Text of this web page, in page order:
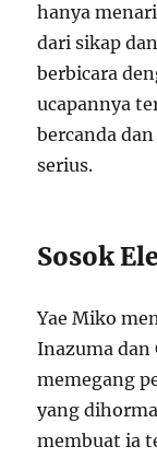
hanya
dari sikap
berbicara
ucapannya
bercanda
serius.
Sosok
Yae Miko
Inazuma dan
memegang
yang
membuat ia